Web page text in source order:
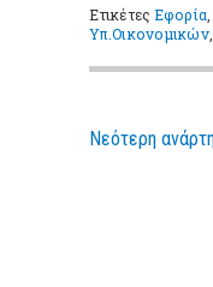
ΕτικέτεςΕφορία
Υπ.Οικονομικών,
Νεότερη